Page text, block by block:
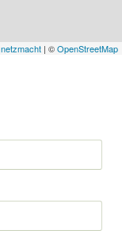
netzmacht | ©OpenStreetMap